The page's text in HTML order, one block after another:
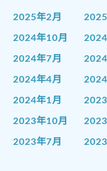
2025年2月
2024年10月
2024年7月
2024年4月
2024年1月
2023年10月
2023年7月